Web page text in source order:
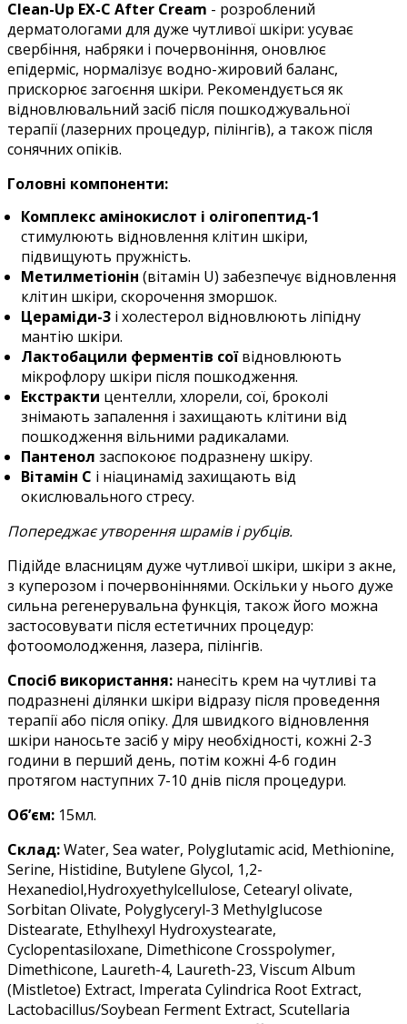
Clean-Up EX-C After Cream - розроблений
дерматологами для дуже чутливої шкіри: усуває
свербіння, набряки і почервоніння, оновлює
епідерміс, нормалізує водно-жировий баланс,
прискорює загоєння шкіри. Рекомендується як
відновлювальний засіб після пошкоджувальної
терапії (лазерних процедур, пілінгів), а також після
сонячних опіків.
Головні компоненти:
Комплекс амінокислот і олігопептид-1
стимулюють відновлення клітин шкіри,
підвищують пружність.
Метилметіонін (вітамін U) забезпечує відновлення
клітин шкіри, скорочення зморшок.
Цераміди-3 і холестерол відновлюють ліпідну
мантію шкіри.
Лактобацили ферментів соївідновлюють
мікрофлору шкіри після пошкодження.
Екстракти центелли, хлорели, сої, броколі
знімають запалення і захищають клітини від
пошкодження вільними радикалами.
Пантенол заспокоює подразнену шкіру.
Вітамін С і ніацинамід захищають від
окислювального стресу.
Попереджає утворення шрамів і рубців.
Підійде власницям дуже чутливої шкіри, шкіри з акне,
з куперозом і почервоніннями. Оскільки у нього дуже
сильна регенерувальна функція, також його можна
застосовувати після естетичних процедур:
фотоомолодження, лазера, пілінгів.
Спосіб використання: нанесіть крем на чутливі та
подразнені ділянки шкіри відразу після проведення
терапії або після опіку. Для швидкого відновлення
шкіри наносьте засіб у міру необхідності, кожні 2-3
години в перший день, потім кожні 4-6 годин
протягом наступних 7-10 днів після процедури.
Обʼєм: 15мл.
Склад:Water, Sea water, Polyglutamic acid, Methionine,
Serine, Histidine, Butylene Glycol, 1,2-
Hexanediol,Hydroxyethylcellulose, Cetearyl olivate,
Sorbitan Olivate, Polyglyceryl-3 Methylglucose
Distearate, Ethylhexyl Hydroxystearate,
Cyclopentasiloxane, Dimethicone Crosspolymer,
Dimethicone, Laureth-4, Laureth-23, Viscum Album
(Mistletoe) Extract, Imperata Cylindrica Root Extract,
Lactobacillus/Soybean Ferment Extract, Scutellaria